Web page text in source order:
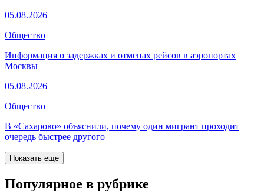
05.08.2026
Общество
Информация о задержках и отменах рейсов в аэропортах
Москвы
05.08.2026
Общество
В «Сахарово» объяснили, почему один мигрант проходит
очередь быстрее другого
Показать еще
Популярное в рубрике